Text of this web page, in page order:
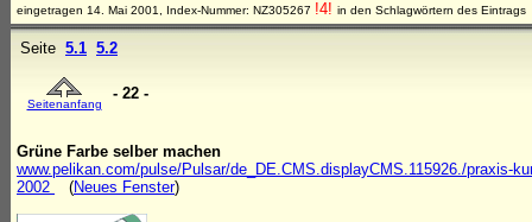
eingetragen 14. Mai 2001, Index-Nummer: NZ305267 !4! in den Schlagwörtern des Eintrags
Seite 5.1 5.2
Seitenanfang
- 22 -
Grüne Farbe selber machen
www.pelikan.com/pulse/Pulsar/de_DE.CMS.displayCMS.115926./praxis-
2002
(Neues Fenster)